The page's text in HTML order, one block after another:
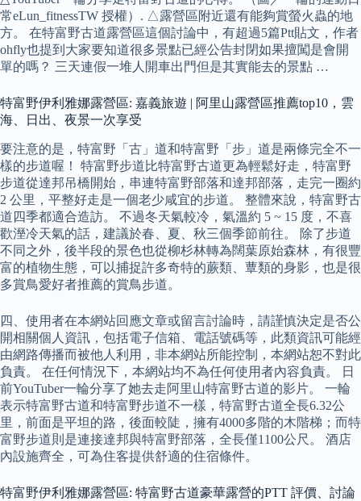
常eLun_fitnessTW 授權）. △露營區附近還有能夠賞螢火蟲的地
方。 在特富野古道露營區這個討論中，有超過5篇Ptt貼文，作者
ohfly也提到大家要知道很多景點已經公告封閉如果擅闖是會開
單的嗎？ 三天連假一堆人開車出門但是其實能去的景點 …
特富野伊利雅娜露營區: 嘉義旅遊 | 阿里山露營區推薦top10，雲
海、日出、夜景一次享受
要注意的是，特富野「古」道和特富野「步」道是兩條完全不一
樣的步道喔！ 特富野步道比特富野古道更為輕鬆好走，特富野
步道從達邦吊橋開始，串連特富野部落和達邦部落，走完一圈約
2 公里，平整好走是一個老少咸宜的步道。 整體來說，特富野古
道四季都適合造訪。 不過冬天氣較冷，氣溫約 5 ~ 15 度，不喜
歡溼冷天氣的話，建議於春、夏、秋三個季節前往。 除了步道
不同之外，後半段的景色也從柳杉林轉為闊葉原始森林，有很豐
富的植物生態，可以捕捉許多奇特的蕨類、蕈類的身影，也是很
多賞鳥愛好者推薦的賞鳥步道。
四、使用者在本網站回應文章或留言討論時，請謹慎決定是否公
開相關個人資訊，包括電子信箱、電話號碼等，此類資訊可能經
由網路傳播而被他人利用，非本網站所能控制，本網站恕不對此
負責。 在任何情況下，本網站均不為任何使用者內容負責。 日
前YouTuber一輪分享了她去走阿里山特富野古道的影片。 一輪
表示特富野古道和特富野步道不一樣，特富野古道全長6.32公
里，前面是平坦的路，後面較陡，擁有4000多階的木階梯；而特
富野步道則是連接達邦與特富野部落，全長僅1100公尺。 酒店
內設施齊全，可為住客提供舒適的住宿條件。
特富野伊利雅娜露營區: 特富野古道豪華露營的PTT 評價、討論